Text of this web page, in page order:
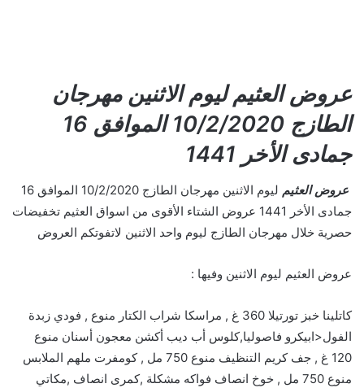
عروض العثيم ليوم الاثنين مهرجان
الطازج 10/2/2020 الموافق 16
جمادى الأخر 1441
عروض العثيم
ليوم الاثنين مهرجان الطازج 10/2/2020 الموافق 16
جمادى الأخر 1441 عروض الشتاء الأقوى من اسواق العثيم تخفيضات
حصرية خلال مهرجان الطازج ليوم واحد الاثنين لاتفوتكم العروض
عروض العثيم ليوم الاثنين وفيها :
كاتلينا خبز تورتيلا 360 غ , مراسكا شراب الكتار منوع , فودي زبدة
الفول<ابيكرو فاصوليا,كلوس أب ديب أكشن معجون أسنان منوع
120 غ , جف كريم التنظيف منوع 750 مل , كومفرت ملهم الملابس
منوع 750 مل , خوخ انصاف فواكه مشكلة ,كمرى انصاف ,مكاتي